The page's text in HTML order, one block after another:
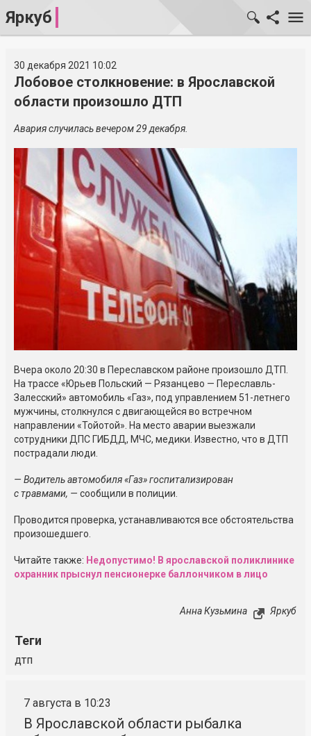
Яркуб
30 декабря 2021 10:02
Лобовое столкновение: в Ярославской
области произошло ДТП
Авария случилась вечером 29 декабря.
Вчера около 20:30 в Переславском районе произошло ДТП.
На трассе «Юрьев Польский — Рязанцево — Переславль-
Залесский» автомобиль «Газ», под управлением 51-летнего
мужчины, столкнулся с двигающейся во встречном
направлении «Тойотой». На место аварии выезжали
сотрудники ДПС ГИБДД, МЧС, медики. Известно, что в ДТП
пострадали люди.
— Водитель автомобиля «Газ» госпитализирован
с травмами, — сообщили в полиции.
Проводится проверка, устанавливаются все обстоятельства
произошедшего.
Читайте также: Недопустимо! В ярославской поликлинике
охранник прыснул пенсионерке баллончиком в лицо
Анна Кузьмина Яркуб
Теги
дтп
7 августа в 10:23
В Ярославской области рыбалка